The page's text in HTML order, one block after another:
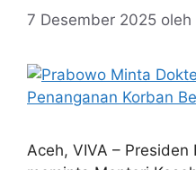
7 Desember 2025 oleh
Aceh, VIVA –